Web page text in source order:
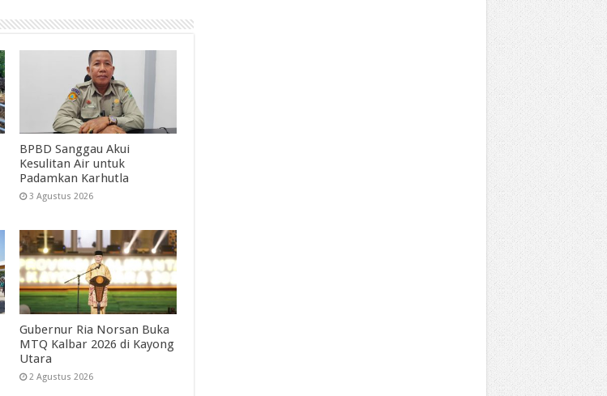
BPBD Sanggau Akui
Kesulitan Air untuk
Padamkan Karhutla
3 Agustus 2026
Gubernur Ria Norsan Buka
MTQ Kalbar 2026 di Kayong
Utara
2 Agustus 2026